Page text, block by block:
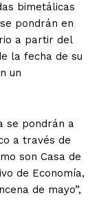
bimetálicas
pondrán en
a partir del
la fecha de su
un
se pondrán a
a través de
son Casa de
de Economía,
de mayo”,